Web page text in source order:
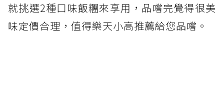
就挑選2種口味飯糰來享用，品嚐完覺得很美
味定價合理，值得樂天小高推薦給您品嚐。